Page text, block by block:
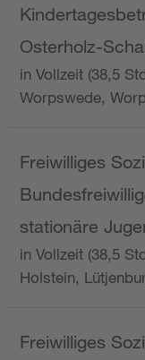
Osterholz-
in Vollzeit (38,5
Worpswede,
Freiwilliges
stationäre
in Vollzeit (38,5
Holstein,
Freiwilliges